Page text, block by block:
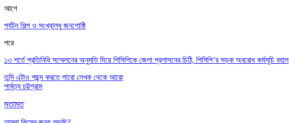
আগে
পর্যটন শিল্প ও সংখ্যালঘু জনগোষ্ঠি
পরে
১৩ শর্তে প্রতিনিধি সম্মেলনের অনুমতি দিয়ে পিসিপিকে জেলা প্রশাসনের চিঠি, পিসিপি’র সড়ক অবরোধ কর্মসূচি বহাল
তুমি এটাও পছন্দ করতে পারো লেখক থেকে আরো
পার্বত্য চট্টগ্রাম
মতামত